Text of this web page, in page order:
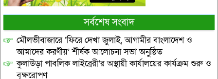
সর্বশেষ সংবাদ
মৌলভীবাজারে ‘ফিরে দেখা জুলাই, আগামীর বাংলাদেশ ও
আমাদের করণীয়’ শীর্ষক আলোচনা সভা অনুষ্ঠিত
কুলাউড়া পাবলিক লাইব্রেরী’র অস্থায়ী কার্যালয়ের কার্যক্রম শুরু ও
বৃক্ষরোপণ